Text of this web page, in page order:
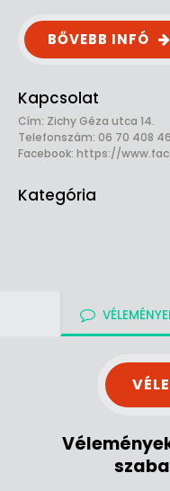
BŐVEBB INFÓ
Kapcsolat
Cím: Zichy Géza utca 14.
Telefonszám: 06 70 408
Facebook: https://
Kategória